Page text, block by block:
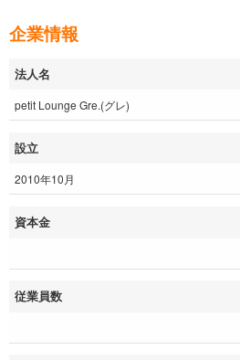
企業情報
法人名
petit Lounge Gre.(グレ)
設立
2010年10月
資本金
従業員数